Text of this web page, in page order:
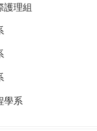
護理組
學系